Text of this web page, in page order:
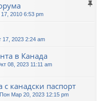
2010 6:53 pm
17, 2023 2:24 am
в Канада
08, 2023 11:11 am
с канадски паспорт
Пон Мар 20, 2023 12:15 pm